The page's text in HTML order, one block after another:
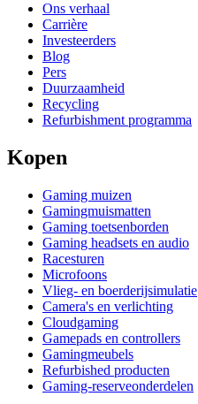
Ons verhaal
Carrière
Investeerders
Blog
Pers
Duurzaamheid
Recycling
Refurbishment programma
Kopen
Gaming muizen
Gamingmuismatten
Gaming toetsenborden
Gaming headsets en audio
Racesturen
Microfoons
Vlieg- en boerderijsimulatie
Camera's en verlichting
Cloudgaming
Gamepads en controllers
Gamingmeubels
Refurbished producten
Gaming-reserveonderdelen